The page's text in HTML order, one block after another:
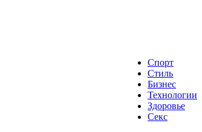
Спорт
Стиль
Бизнес
Технологии
Здоровье
Секс